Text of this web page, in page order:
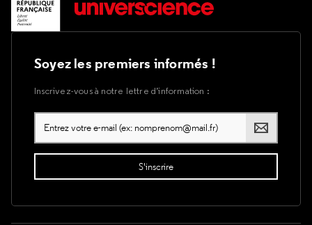
Soyez les premiers informés !
Inscrivez-vous à notre lettre d’information :